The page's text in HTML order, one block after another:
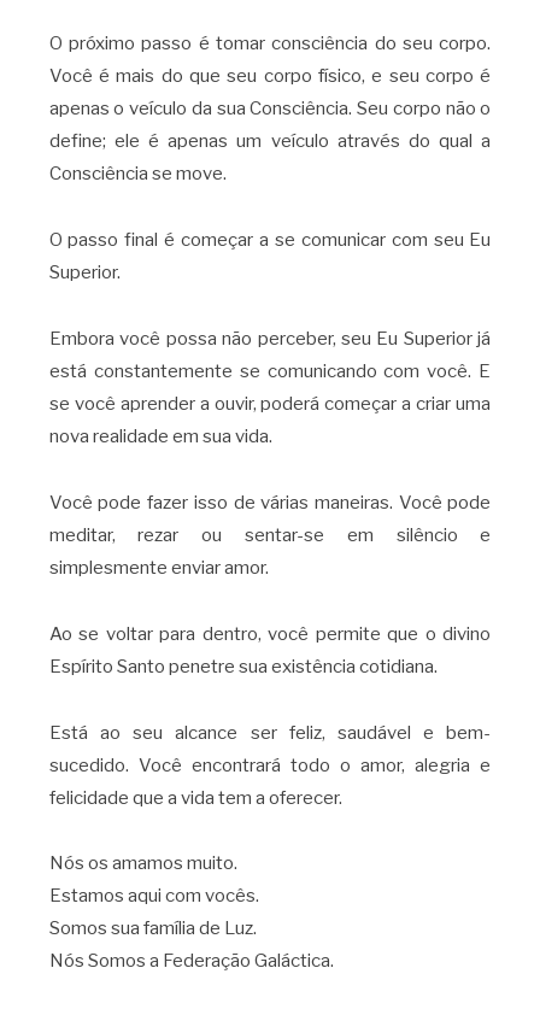
O próximo passo é tomar consciência do seu corpo.
Você é mais do que seu corpo físico, e seu corpo é
apenas o veículo da sua Consciência. Seu corpo não o
define; ele é apenas um veículo através do qual a
Consciência se move.
O passo final é começar a se comunicar com seu Eu
Superior.
Embora você possa não perceber, seu Eu Superior já
está constantemente se comunicando com você. E
se você aprender a ouvir, poderá começar a criar uma
nova realidade em sua vida.
Você pode fazer isso de várias maneiras. Você pode
meditar, rezar ou sentar-se em silêncio e
simplesmente enviar amor.
Ao se voltar para dentro, você permite que o divino
Espírito Santo penetre sua existência cotidiana.
Está ao seu alcance ser feliz, saudável e bem-
sucedido. Você encontrará todo o amor, alegria e
felicidade que a vida tem a oferecer.
Nós os amamos muito.
Estamos aqui com vocês.
Somos sua família de Luz.
Nós Somos a Federação Galáctica.